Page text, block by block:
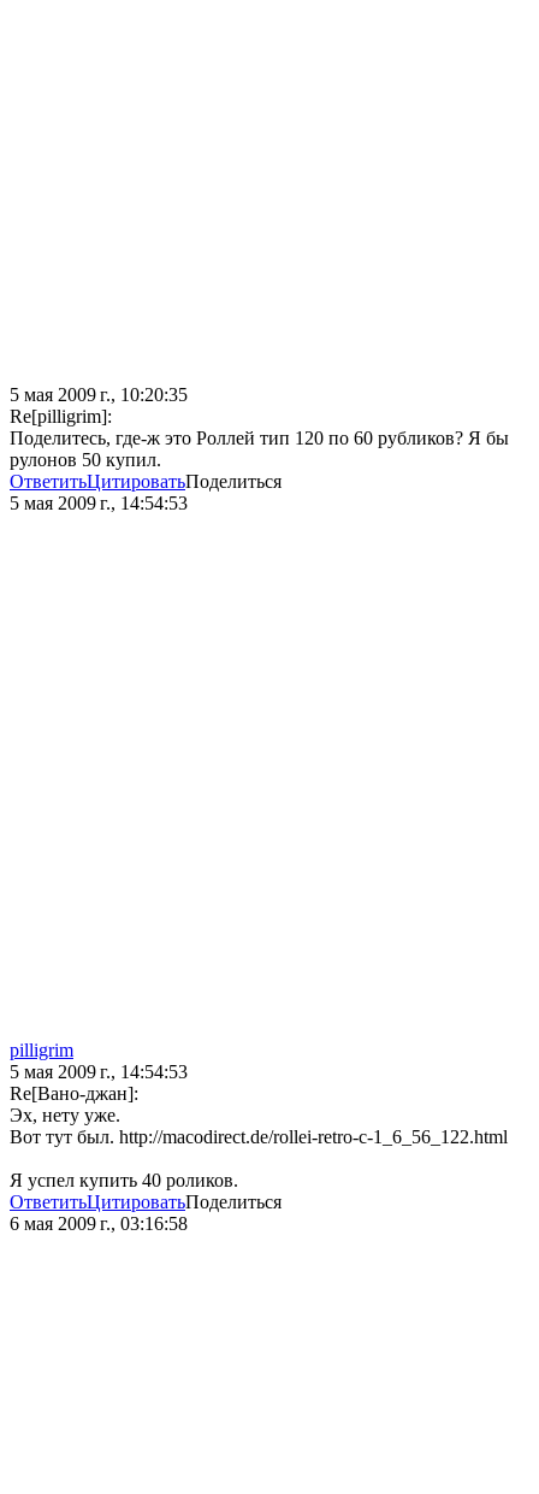
5 мая 2009 г., 10:20:35
Re[pilligrim]:
Поделитесь, где-ж это Роллей тип 120 по 60 рубликов? Я бы
рулонов 50 купил.
ОтветитьЦитироватьПоделиться
5 мая 2009 г., 14:54:53
pilligrim
5 мая 2009 г., 14:54:53
Re[Вано-джан]:
Эх, нету уже.
Вот тут был. http://macodirect.de/rollei-retro-c-1_6_56_122.html
Я успел купить 40 роликов.
ОтветитьЦитироватьПоделиться
6 мая 2009 г., 03:16:58